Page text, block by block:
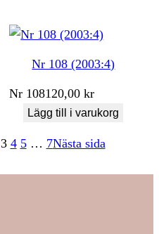
Nr 108 (2003:4)
Nr 108120,00kr
Lägg till i varukorg
3 4 5 … 7Nästa sida